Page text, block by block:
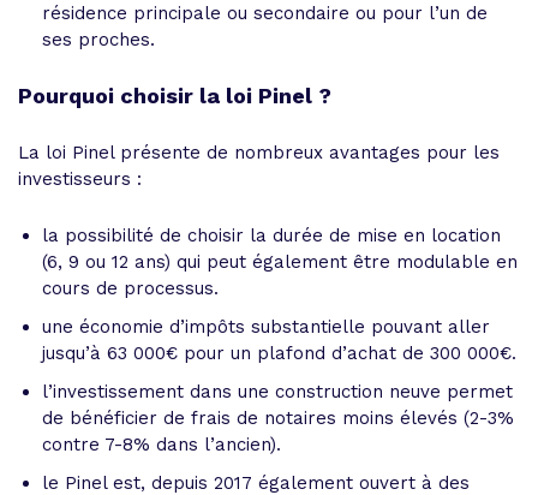
résidence principale ou secondaire ou pour l’un de
ses proches.
Pourquoi choisir la loi Pinel ?
La loi Pinel présente de nombreux avantages pour les
investisseurs :
la possibilité de choisir la durée de mise en location
(6, 9 ou 12 ans) qui peut également être modulable en
cours de processus.
une économie d’impôts substantielle pouvant aller
jusqu’à 63 000€ pour un plafond d’achat de 300 000€.
l’investissement dans une construction neuve permet
de bénéficier de frais de notaires moins élevés (2-3%
contre 7-8% dans l’ancien).
le Pinel est, depuis 2017 également ouvert à des